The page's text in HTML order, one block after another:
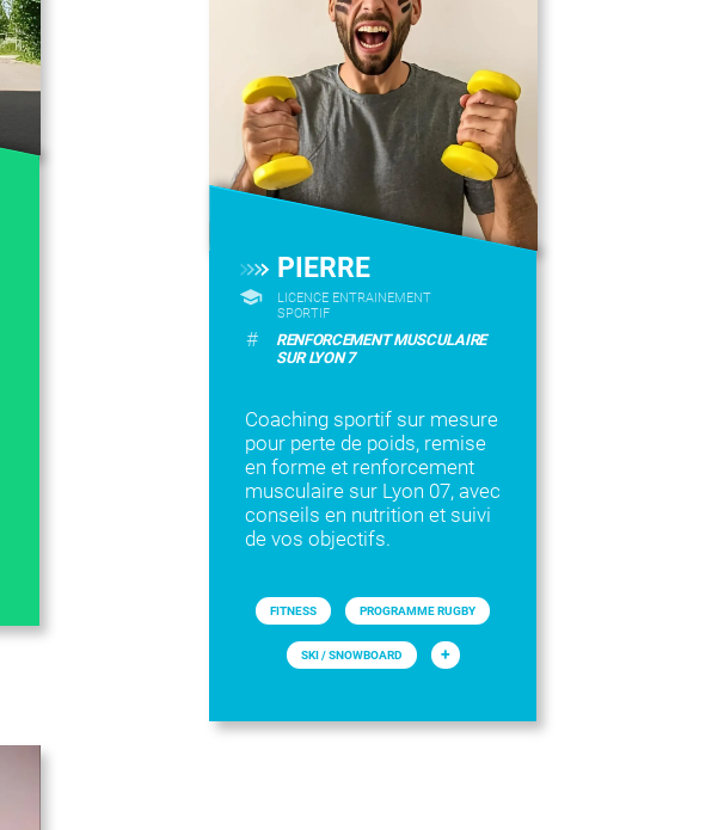
PIERRE
LICENCE ENTRAINEMENT
SPORTIF
#
RENFORCEMENT MUSCULAIRE
SUR LYON 7
Coaching sportif sur mesure
pour perte de poids, remise
en forme et renforcement
musculaire sur Lyon 07, avec
conseils en nutrition et suivi
de vos objectifs.
FITNESS PROGRAMME RUGBY
SKI / SNOWBOARD +